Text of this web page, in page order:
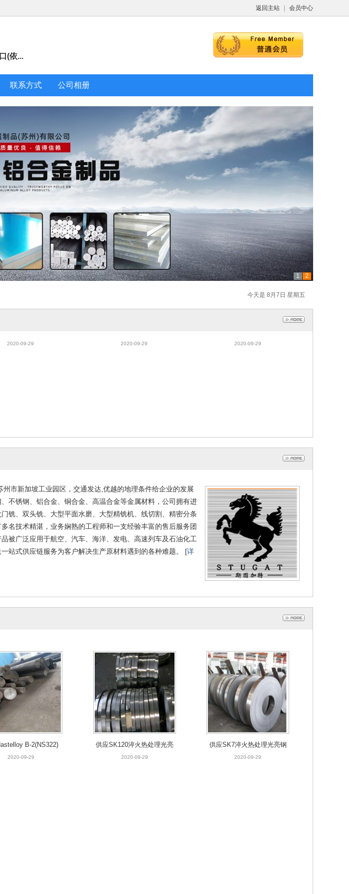
返回主站 会员中心
(依...
联系方式 公司相册
1 2
今天是 8月7日 星期五
材 圆钢 Hastelloy B-
2020-09-29
带 SK120弹簧钢板 sk120硬态
2020-09-29
k7弹簧钢板 SK7硬态发蓝钢带
2020-09-29
材 圆钢 Hastelloy B-
2圆钢
带 SK120弹簧钢板 sk120硬态
发蓝钢带
供应SK7淬火热处理光亮钢带s
k7弹簧钢板 SK7硬态发蓝钢带
可订做
市新加坡工业园区，交通发达,优越的地理条件给企业的发展
不锈钢、铝合金、铜合金、高温合金等金属材料，公司拥有进
铣、双头铣、大型平面水磨、大型精铣机、线切割、精密分条
名技术精湛，业务娴熟的工程师和一支经验丰富的售后服务团
被广泛应用于航空、汽车、海洋、发电、高速列车及石油化工
站式供应链服务为客户解决生产原材料遇到的各种难题。 [详
B-2(NS322)
金棒材 圆钢 Hastell
2020-09-29
供应SK120淬火热处理光亮
钢带 SK120弹簧钢板 sk12
2020-09-29
供应SK7淬火热处理光亮钢
带sk7弹簧钢板 SK7硬态发
2020-09-29